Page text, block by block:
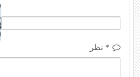
* نظر